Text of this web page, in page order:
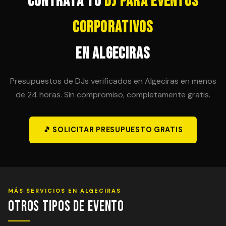
Corporativos
en Algeciras
Presupuestos de DJs verificados en Algeciras en menos
de 24 horas. Sin compromiso, completamente gratis.
🎵 SOLICITAR PRESUPUESTO GRATIS
MÁS SERVICIOS EN ALGECIRAS
Otros Tipos de Evento